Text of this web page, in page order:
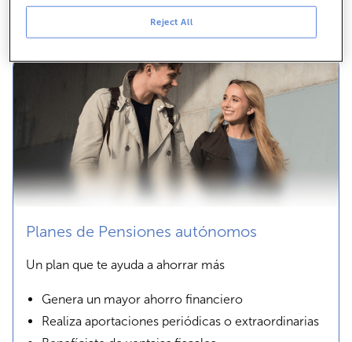
Planes de Pensiones autónomos
Un plan que te ayuda a ahorrar más
Genera un mayor ahorro financiero
Realiza aportaciones periódicas o extraordinarias
Reject All